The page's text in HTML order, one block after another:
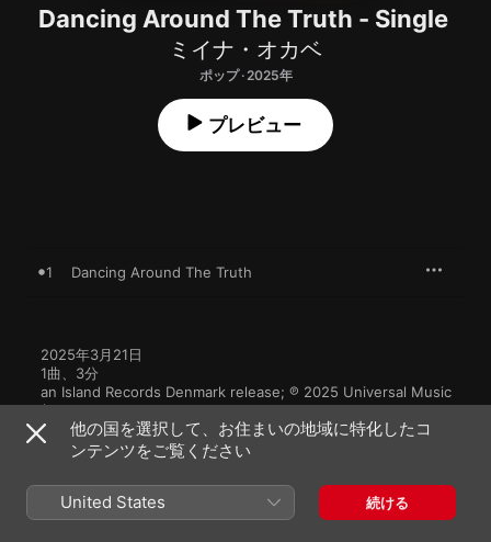
Dancing Around The Truth - Single
ミイナ・オカベ
ポップ · 2025年
プレビュー
1 Dancing Around The Truth
2025年3月21日
1曲、3分
an Island Records Denmark release; ℗ 2025 Universal Music
(Denmark) A/S
他の国を選択して、お住まいの地域に特化したコ
ンテンツをご覧ください
United States 続ける